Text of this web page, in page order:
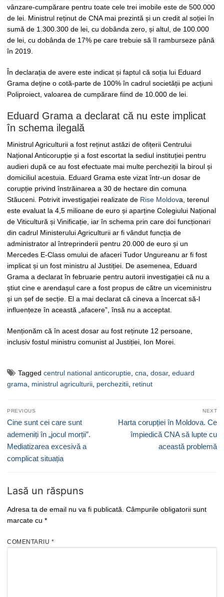
vânzare-cumpărare pentru toate cele trei imobile este de 500.000
de lei. Ministrul reținut de CNA mai prezintă și un credit al soției în
sumă de 1.300.300 de lei, cu dobânda zero, și altul, de 100.000
de lei, cu dobânda de 17% pe care trebuie să îl ramburseze până
în 2019.
În declarația de avere este indicat și faptul că soția lui Eduard
Grama deține o cotă-parte de 100% în cadrul societății pe acțiuni
Poliproiect, valoarea de cumpărare fiind de 10.000 de lei.
Eduard Grama a declarat că nu este implicat
în schema ilegală
Ministrul Agriculturii a fost reținut astăzi de ofițerii Centrului
Național Anticorupție și a fost escortat la sediul instituției pentru
audieri după ce au fost efectuate mai multe percheziții la biroul și
domiciliul acestuia. Eduard Grama este vizat într-un dosar de
corupție privind înstrăinarea a 30 de hectare din comuna
Stăuceni. Potrivit investigației realizate de Rise Moldova, terenul
este evaluat la 4,5 milioane de euro și aparține Colegiului Național
de Viticultură și Vinificație, iar în schema prin care doi funcționari
din cadrul Ministerului Agriculturii ar fi vândut funcția de
administrator al întreprinderii pentru 20.000 de euro și un
Mercedes E-Class omului de afaceri Tudor Ungureanu ar fi fost
implicat și un fost ministru al Justiției. De asemenea, Eduard
Grama a declarat în februarie pentru autorii investigației că nu a
știut cine e arendașul care a fost propus de către un viceministru
și un șef de secție. El a mai declarat că cineva a încercat să-l
influențeze în această „afacere”, însă nu a acceptat.
Menționăm că în acest dosar au fost reținute 12 persoane,
inclusiv fostul ministru comunist al Justiției, Ion Morei.
Tagged centrul national anticoruptie cna dosar, eduard
grama
ministrul agriculturii perchezitii retinut
Navigare
în
articole
PREVIOUS
Previous
post:
Cine sunt cei care sunt
ademeniți în „jocul morții”.
Mediatizarea excesivă a
complicat situația
NEXT
Next
post:
Harta corupției în Moldova. Ce
împiedică CNA să lupte cu
această problemă
Lasă un răspuns
Adresa ta de email nu va fi publicată. Câmpurile obligatorii sunt
marcate cu *
COMENTARIU *